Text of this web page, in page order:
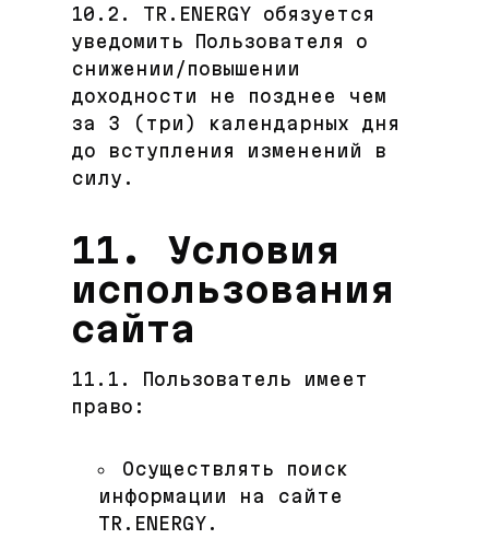
10.2. TR.ENERGY обязуется
уведомить Пользователя о
снижении/повышении
доходности не позднее чем
за 3 (три) календарных дня
до вступления изменений в
силу.
11. Условия
использования
сайта
11.1. Пользователь имеет
право:
Осуществлять поиск
информации на сайте
TR.ENERGY.